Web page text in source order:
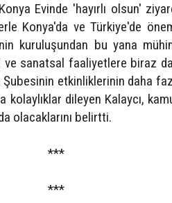
Evinde 'hayırlı olsun'
Konya'da ve Türkiye'de
kuruluşundan bu yana
sanatsal faaliyetlere biraz
Şubesinin etkinliklerinin daha
dileyen Kalaycı,
olacaklarını belirtti.
***
***